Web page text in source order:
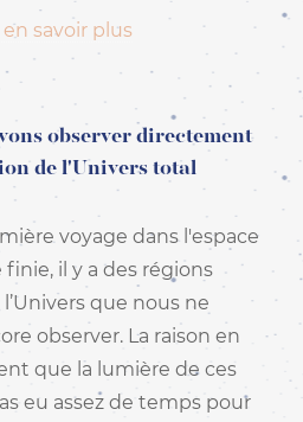
savoir plus
observer directement
de l'Univers total
voyage dans l'espace
finie, il y a des régions
que nous ne
observer. La raison en
que la lumière de ces
eu assez de temps pour